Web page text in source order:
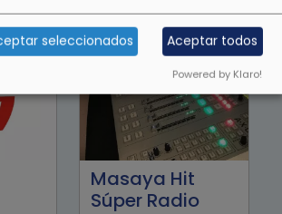
Masaya Hit
Súper Radio
seleccionados Aceptar todos
Powered by Klaro!